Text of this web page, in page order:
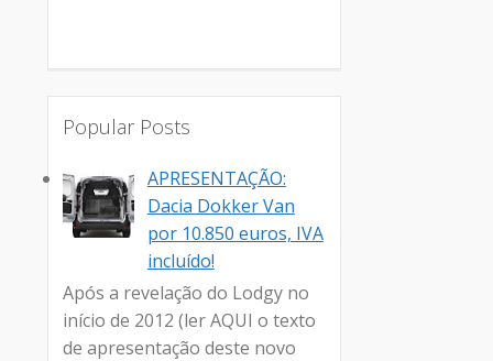
Popular Posts
APRESENTAÇÃO:
Dacia Dokker Van
por 10.850 euros, IVA
incluído!
Após a revelação do Lodgy no
início de 2012 (ler AQUI o texto
de apresentação deste novo